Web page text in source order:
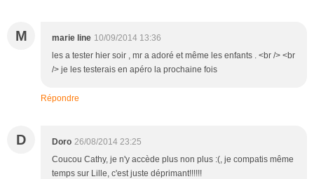
M marie line 10/09/2014 13:36
les a tester hier soir , mr a adoré et même les enfants . <br /> <br
/> je les testerais en apéro la prochaine fois
Répondre
D Doro 26/08/2014 23:25
Coucou Cathy, je n'y accède plus non plus :(, je compatis même
temps sur Lille, c'est juste déprimant!!!!!!